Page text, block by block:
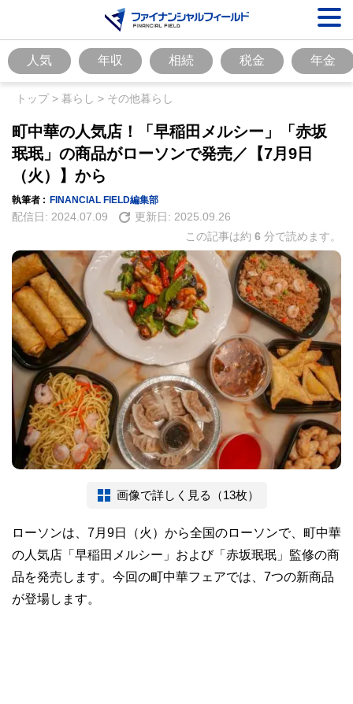
人気 年収 相続 税金 年金
トップ> 暮らし > その他暮らし
町中華の人気店！「早稲田メルシー」「赤坂
珉珉」の商品がローソンで発売／【7月9日
（火）】から
執筆者 : FINANCIAL FIELD編集部
配信日: 2024.07.09 更新日: 2025.09.26
この記事は約 6 分で読めます。
画像で詳しく見る（13枚）
ローソンは、7月9日（火）から全国のローソンで、町中華
の人気店「早稲田メルシー」および「赤坂珉珉」監修の商
品を発売します。今回の町中華フェアでは、7つの新商品
が登場します。